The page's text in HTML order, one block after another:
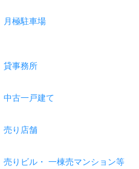
月極駐車場
貸事務所
中古一戸建て
売り店舗
売りビル・ 一棟売マンション等